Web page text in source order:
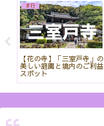
ま行
【花の寺】「三室戸寺」の
美しい庭園と境内のご利益
スポット